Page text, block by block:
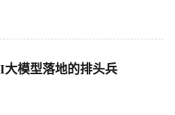
模型落地的排头兵